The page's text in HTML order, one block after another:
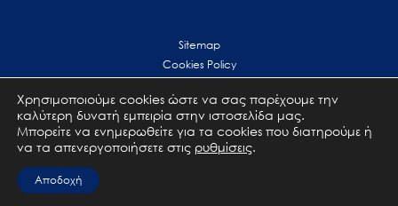
Sitemap
Cookies Policy
Terms of use
Επικοινωνία
Χρησιμοποιούμε cookies ώστε να σας παρέχουμε την
καλύτερη δυνατή εμπειρία στην ιστοσελίδα μας.
Μπορείτε να ενημερωθείτε για τα cookies που διατηρούμε ή
να τα απενεργοποιήσετε στις ρυθμίσεις.
Αποδοχή